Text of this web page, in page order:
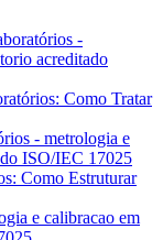
Como Tratar
Como Estruturar